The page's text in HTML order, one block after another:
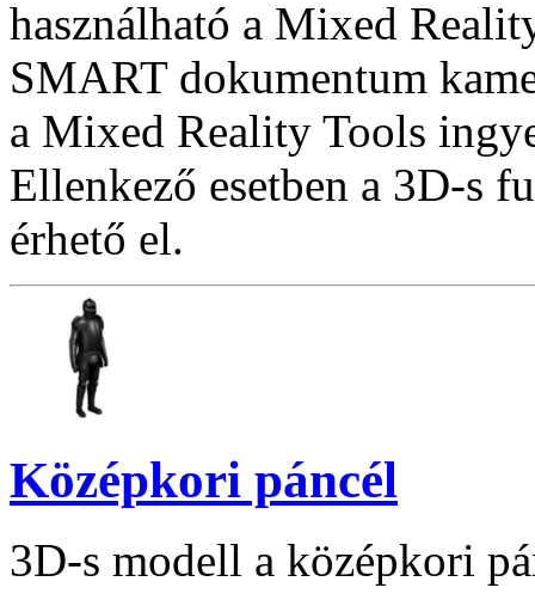
használható a Mixed
SMART dokumentum
a Mixed Reality Tools
Ellenkező esetben a 3D-s
érhető el.
Középkori páncél
3D-s modell a középkori